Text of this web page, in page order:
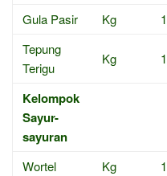
Gula Pasir Kg
Tepung
Terigu
Kg
Kelompok
Sayur-
sayuran
Wortel Kg